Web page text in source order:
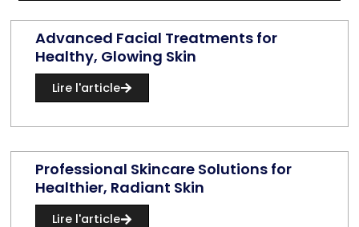
Advanced Facial Treatments for
Healthy, Glowing Skin
Lire l'article
Professional Skincare Solutions for
Healthier, Radiant Skin
Lire l'article